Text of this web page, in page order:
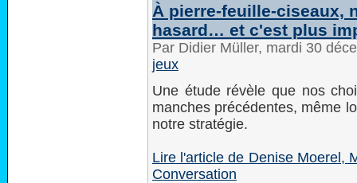
À pierre-feuille-ciseaux,
hasard… et c'est plus
Par Didier Müller, mardi 30
jeux
Une étude révèle que nos
manches précédentes, même
notre stratégie.
Lire l'article de Denise Moerel,
Conversation